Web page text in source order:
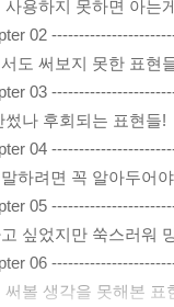
사용하지 못하면 아는
02
도 써보지 못한 표현
03
썼나 후회되는 표현들!
04
하려면 꼭 알아두어
05
싶었지만 쑥스러워
06
써볼 생각을 못해본 표